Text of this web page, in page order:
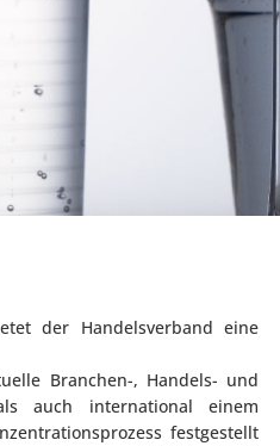
der Handelsverband eine
Branchen-, Handels- und
auch international einem
festgestellt